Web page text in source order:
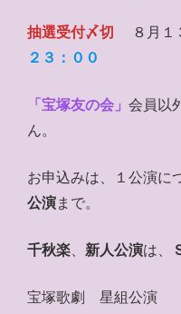
抽選受付〆切 ８月１
２３：００
「宝塚友の会」 会員以
ん。
お申込みは、１公演に
公演まで。
千秋楽、 新人公演は、
宝塚歌劇 星組公演